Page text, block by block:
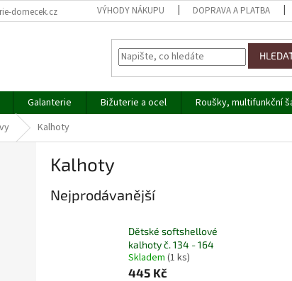
domecek.cz VÝHODY NÁKUPU DOPRAVA A PLATBA
Galanterie Bižuterie a ocel Roušky, multifunkční
Kalhoty
Kalhoty
Nejprodávanější
Dětské softshellové
kalhoty č. 134 - 164
Skladem (1 ks)
445 Kč